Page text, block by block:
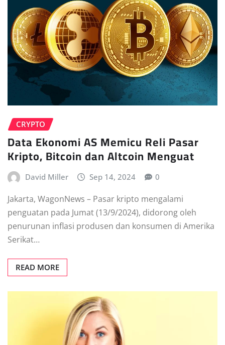
CRYPTO
Data Ekonomi AS Memicu Reli Pasar
Kripto, Bitcoin dan Altcoin Menguat
David Miller Sep 14, 2024 0
Jakarta, WagonNews – Pasar kripto mengalami
penguatan pada Jumat (13/9/2024), didorong oleh
penurunan inflasi produsen dan konsumen di Amerika
Serikat…
READ MORE